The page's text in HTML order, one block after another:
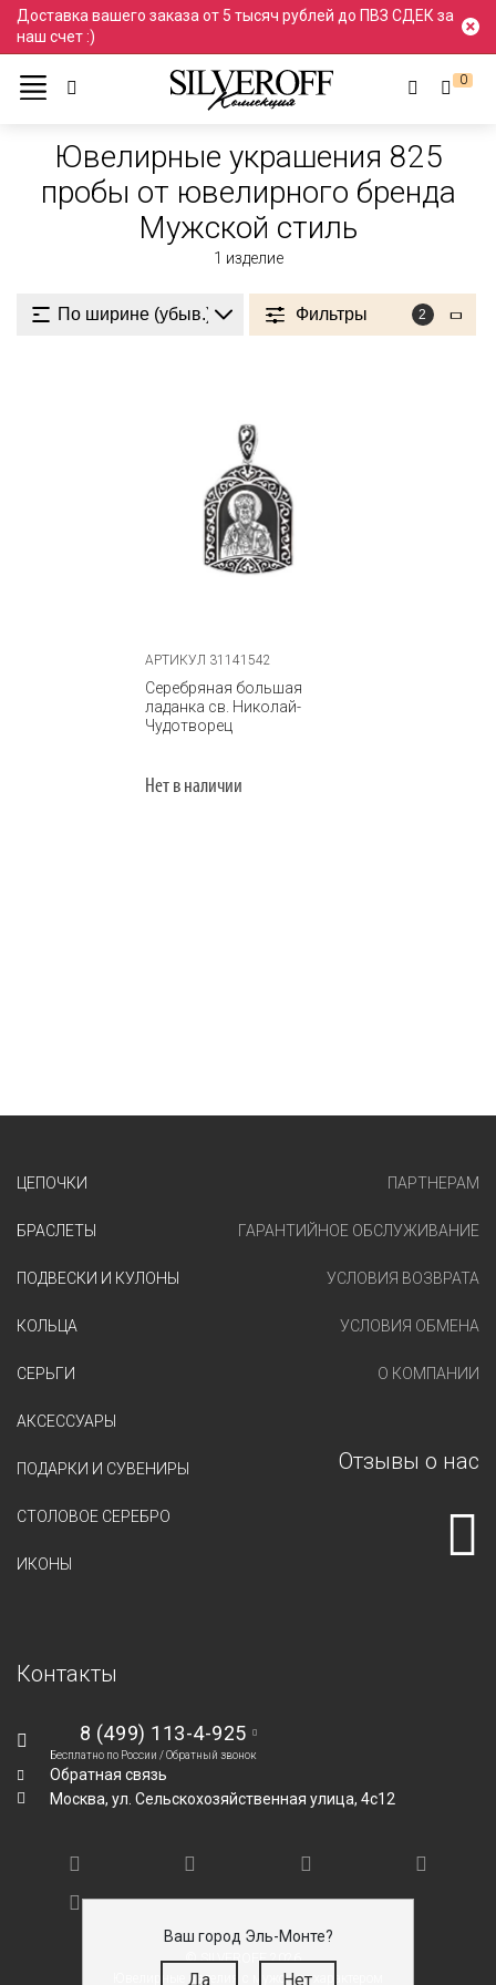
Доставка вашего заказа от 5 тысяч рублей до ПВЗ СДЕК за
наш счет :)
Ваш город Эль-Монте?
Да Нет
0
Ювелирные украшения
Проба 825 825 пробы
Ювелирные украшения 825
пробы от ювелирного бренда
Мужской стиль
1 изделие
Фильтры 2
АРТИКУЛ 31141542
Серебряная большая
ладанка св. Николай-
Чудотворец
Нет в наличии
ЦЕПОЧКИ
БРАСЛЕТЫ
ПОДВЕСКИ И КУЛОНЫ
КОЛЬЦА
СЕРЬГИ
АКСЕССУАРЫ
ПОДАРКИ И СУВЕНИРЫ
СТОЛОВОЕ СЕРЕБРО
ИКОНЫ
ПАРТНЕРАМ
ГАРАНТИЙНОЕ ОБСЛУЖИВАНИЕ
УСЛОВИЯ ВОЗВРАТА
УСЛОВИЯ ОБМЕНА
О КОМПАНИИ
Отзывы о нас
Контакты
8 (499) 113-4-925
Бесплатно по России /Обратный звонок
Обратная связь
Москва, ул. Сельскохозяйственная улица, 4с12
© SILVEROFF 2026
Ювелирные изделия с мужским характером